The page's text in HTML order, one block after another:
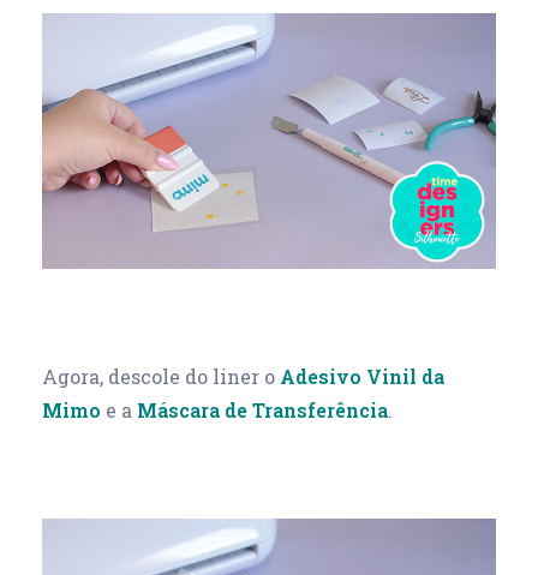
Agora, descole do liner o Adesivo Vinil da
Mimo e a Máscara de Transferência.